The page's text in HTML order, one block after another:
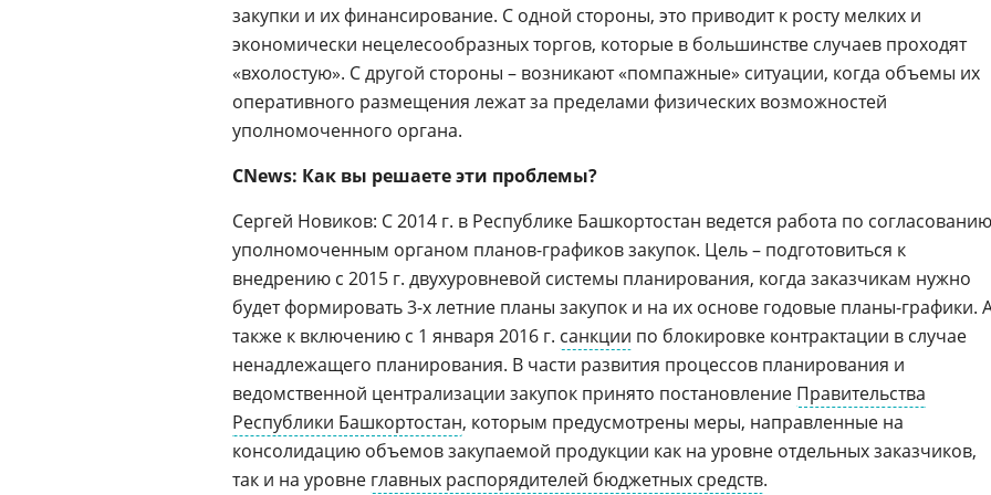
закупки и их финансирование. С одной стороны, это приводит к росту мелких и
экономически нецелесообразных торгов, которые в большинстве случаев проходят
«вхолостую». С другой стороны – возникают «помпажные» ситуации, когда объемы их
оперативного размещения лежат за пределами физических возможностей
уполномоченного органа.
CNews: Как вы решаете эти проблемы?
Сергей Новиков: С 2014 г. в Республике Башкортостан ведется работа по
уполномоченным органом планов-графиков закупок. Цель – подготовиться к
внедрению с 2015 г. двухуровневой системы планирования, когда заказчикам нужно
будет формировать 3-х летние планы закупок и на их основе годовые планы-графики.
также к включению с 1 января 2016 г. санкции по блокировке контрактации в случае
ненадлежащего планирования. В части развития процессов планирования и
ведомственной централизации закупок принято постановление Правительства
Республики Башкортостан, которым предусмотрены меры, направленные на
консолидацию объемов закупаемой продукции как на уровне отдельных заказчиков,
так и на уровне главных распорядителей бюджетных средств.